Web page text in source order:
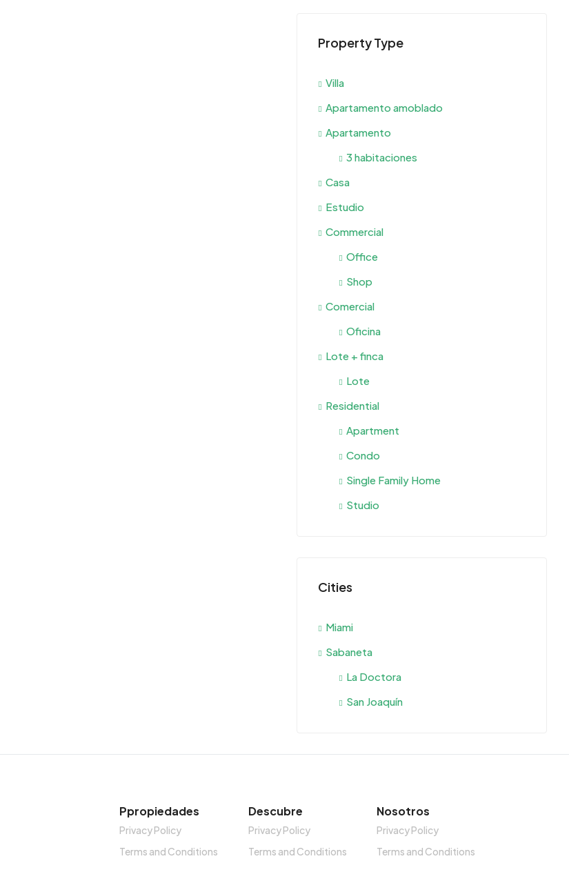
Property Type
Villa
Apartamento amoblado
Apartamento
3 habitaciones
Casa
Estudio
Commercial
Office
Shop
Comercial
Oficina
Lote + finca
Lote
Residential
Apartment
Condo
Single Family Home
Studio
Cities
Miami
Sabaneta
La Doctora
San Joaquín
Ppropiedades
Privacy Policy
Terms and Conditions
Descubre
Privacy Policy
Terms and Conditions
Nosotros
Privacy Policy
Terms and Conditions